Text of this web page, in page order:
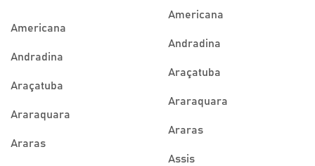
Americana
Andradina
Araçatuba
Araraquara
Araras
Americana
Andradina
Araçatuba
Araraquara
Araras
Assis